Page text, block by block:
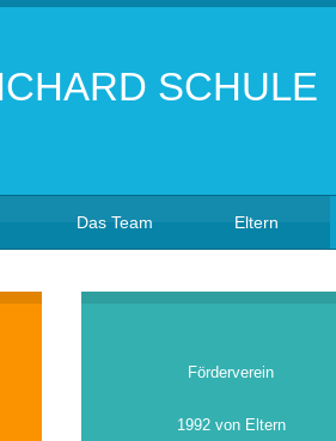
Das Team Eltern
Förderverein
1992 von Eltern